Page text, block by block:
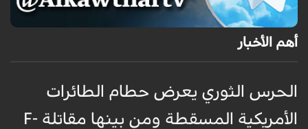
أهم الأخبار
الحرس الثوري يعرض حطام الطائرات
الأمريكية المسقطة ومن بينها مقاتلة F-